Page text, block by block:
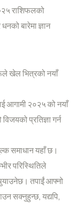
राशिफलको
बारेमा ज्ञान
खेल भित्रको नयाँ
आगामी २०२५ को नयाँ
प्रतिज्ञा गर्न
समाधान यहाँ छ।
परिस्थितिले
तपाईं आफ्नो
सक्नुहुन्छ, यद्यपि,